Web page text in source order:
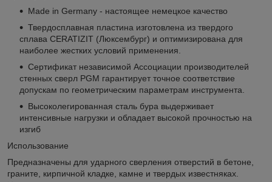
Made in Germany - настоящее немецкое качество
Твердосплавная пластина изготовлена из твердого
сплава CERATIZIT (Люксембург) и оптимизирована для
наиболее жестких условий применения.
Сертификат независимой Ассоциации производителей
стенных сверл PGM гарантирует точное соответствие
допускам по геометрическим параметрам инструмента.
Высоколегированная сталь бура выдерживает
интенсивные нагрузки и обладает высокой прочностью на
изгиб
Использование
Предназначены для ударного сверления отверстий в бетоне,
граните, кирпичной кладке, камне и твердых известняках.